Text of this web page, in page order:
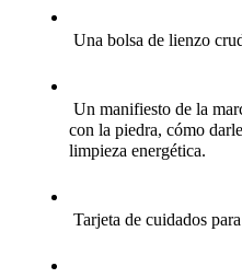
Una bolsa de lienzo
Un manifiesto de la
con la piedra, cómo
limpieza energética.
Tarjeta de cuidados